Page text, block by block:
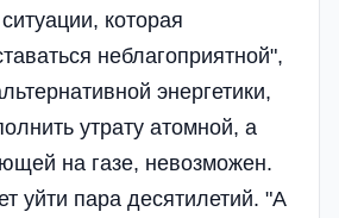
которая
неблагоприятной",
энергетики,
утрату атомной, а
на газе, невозможен.
уйти пара десятилетий. "А